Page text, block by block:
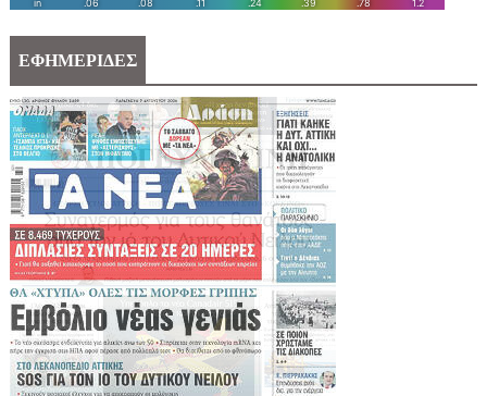
ΕΦΗΜΕΡΙΔΕΣ